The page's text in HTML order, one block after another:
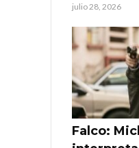
julio 28, 2026
Falco: